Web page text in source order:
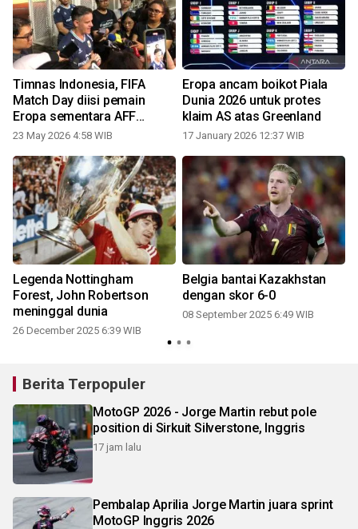
Timnas Indonesia, FIFA
Match Day diisi pemain
Eropa sementara AFF
pemain lokal
23 May 2026 4:58 WIB
Eropa ancam boikot Piala
Dunia 2026 untuk protes
klaim AS atas Greenland
17 January 2026 12:37 WIB
Legenda Nottingham
Forest, John Robertson
meninggal dunia
26 December 2025 6:39 WIB
Belgia bantai Kazakhstan
dengan skor 6-0
08 September 2025 6:49 WIB
Berita Terpopuler
MotoGP 2026 - Jorge Martin rebut pole
position di Sirkuit Silverstone, Inggris
17 jam lalu
Pembalap Aprilia Jorge Martin juara sprint
MotoGP Inggris 2026